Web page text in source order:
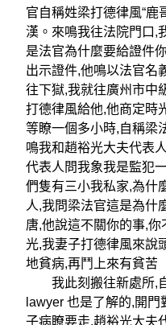
官自稱姓梁打德律風“鹿
漢。來鳴我往法院門口,
是法官為什麼要給證件
出示證件,他鳴以法官名
往下獄,我就往廣州市中
打德律風給他,他商定時
等瞭一個多小時,自稱梁
鳴我和趙裕光大夫代表
代表人問我象我是監犯
們隻有三小我私家,為什
人,我問梁法官這是為什
唐,他說這不關你的事,
光,我妻子打德律風來說
地貧病,再鬥上來有貧苦
我此刻搬往新處所,自
lawyer 也是了解的,開
子病瞭要走,趙裕光大夫